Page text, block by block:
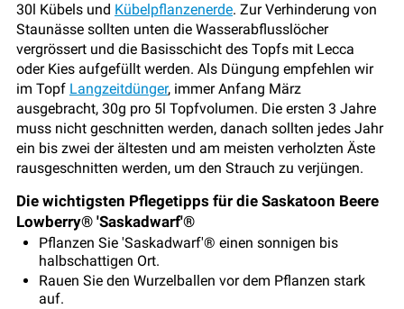
30l Kübels und Kübelpflanzenerde. Zur Verhinderung von
Staunässe sollten unten die Wasserabflusslöcher
vergrössert und die Basisschicht des Topfs mit Lecca
oder Kies aufgefüllt werden. Als Düngung empfehlen wir
im Topf Langzeitdünger, immer Anfang März
ausgebracht, 30g pro 5l Topfvolumen. Die ersten 3 Jahre
muss nicht geschnitten werden, danach sollten jedes Jahr
ein bis zwei der ältesten und am meisten verholzten Äste
rausgeschnitten werden, um den Strauch zu verjüngen.
Die wichtigsten Pflegetipps für die Saskatoon Beere
Lowberry® 'Saskadwarf'®
Pflanzen Sie 'Saskadwarf'® einen sonnigen bis
halbschattigen Ort.
Rauen Sie den Wurzelballen vor dem Pflanzen stark
auf.